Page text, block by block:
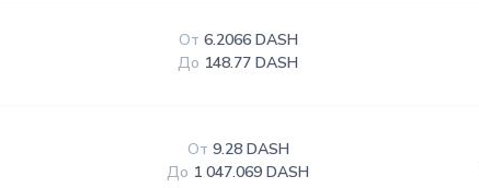
От 6.2066 DASH
До 148.77 DASH
От 9.28 DASH
До 1 047.069 DASH